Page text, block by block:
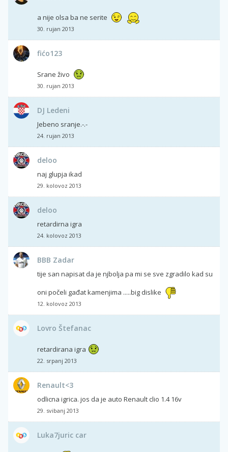
a nije olsa ba ne serite
30. rujan 2013
fićo123
Srane živo
30. rujan 2013
DJ Ledeni
Jebeno sranje.-.-
24. rujan 2013
deloo
naj glupja ikad
29. kolovoz 2013
deloo
retardirna igra
24. kolovoz 2013
BBB Zadar
tije san napisat da je njbolja pa mi se sve zgradilo kad su
oni počeli gađat kamenjima .....big dislike
12. kolovoz 2013
Lovro Štefanac
retardirana igra
22. srpanj 2013
Renault<3
odlicna igrica. jos da je auto Renault clio 1.4 16v
29. svibanj 2013
Luka7juric car